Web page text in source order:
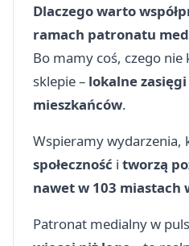
Dlaczego warto
ramach patronatu
Bo mamy coś, czego nie
sklepie – lokalne
mieszkańców.
Wspieramy wydarzenia,
społeczność i tworzą
nawet w 103 miastach
Patronat medialny w